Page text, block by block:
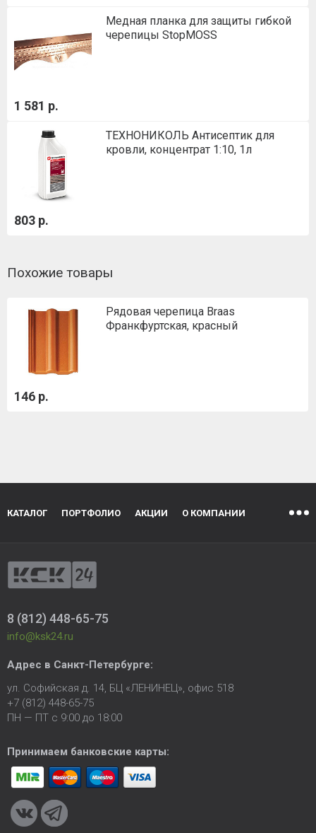
Медная планка для защиты гибкой
черепицы StopMOSS
1 581 р.
ТЕХНОНИКОЛЬ Антисептик для
кровли, концентрат 1:10, 1л
803 р.
Похожие товары
Рядовая черепица Braas
Франкфуртская, красный
146 р.
КАТАЛОГ ПОРТФОЛИО АКЦИИ О КОМПАНИИ
8 (812) 448-65-75
info@ksk24.ru
Адрес в Санкт-Петербурге:
ул. Софийская д. 14, БЦ «ЛЕНИНЕЦ», офис 518
+7 (812) 448-65-75
ПН — ПТ с 9:00 до 18:00
Принимаем банковские карты: